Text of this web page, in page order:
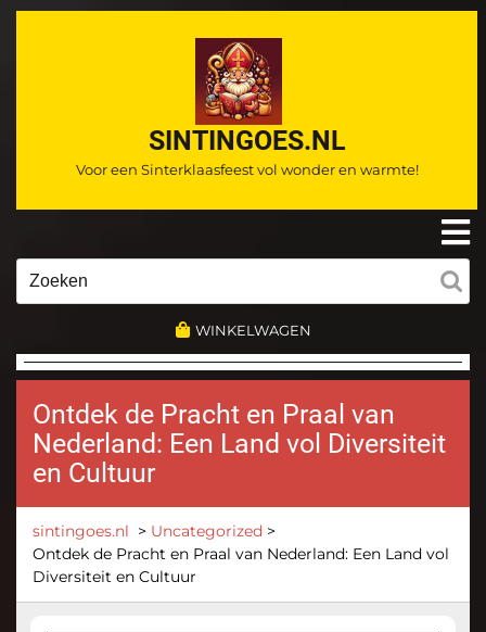
Ga
SINTINGOES.NL
Voor een Sinterklaasfeest vol wonder en warmte!
WINKELWAGEN
Ontdek de Pracht en Praal van
Nederland: Een Land vol Diversiteit
en Cultuur
sintingoes.nl > Uncategorized >
Ontdek de Pracht en Praal van Nederland: Een Land vol
Diversiteit en Cultuur